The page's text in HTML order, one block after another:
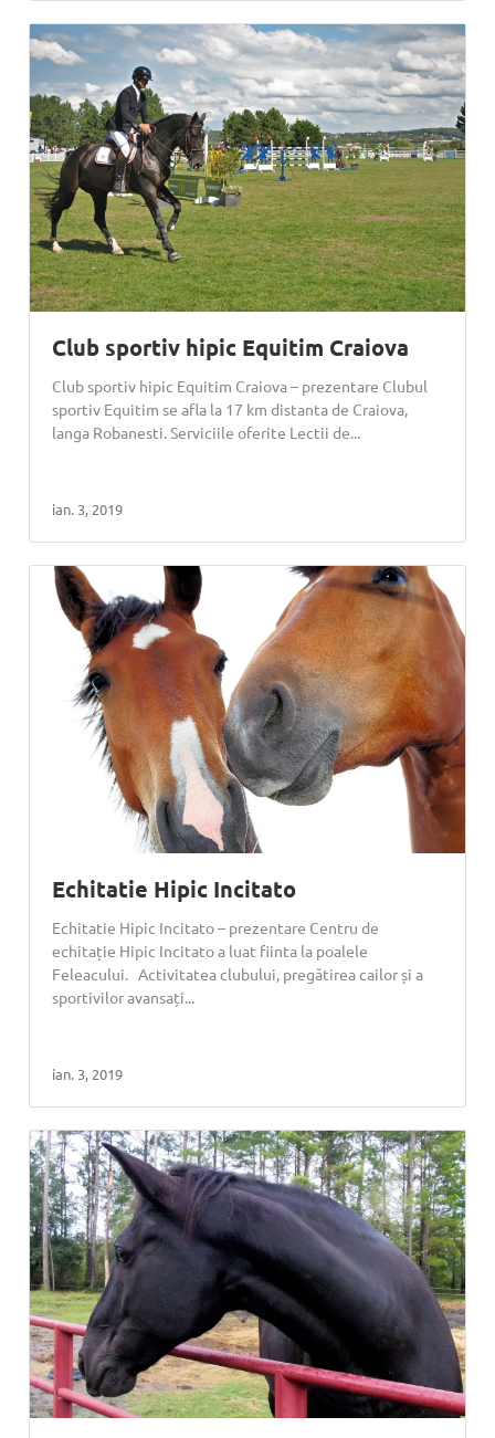
Club sportiv hipic Equitim Craiova
Club sportiv hipic Equitim Craiova – prezentare Clubul
sportiv Equitim se afla la 17 km distanta de Craiova,
langa Robanesti. Serviciile oferite Lectii de...
ian. 3, 2019
Echitatie Hipic Incitato
Echitatie Hipic Incitato – prezentare Centru de
echitație Hipic Incitato a luat fiinta la poalele
Feleacului. Activitatea clubului, pregătirea cailor și a
sportivilor avansați...
ian. 3, 2019